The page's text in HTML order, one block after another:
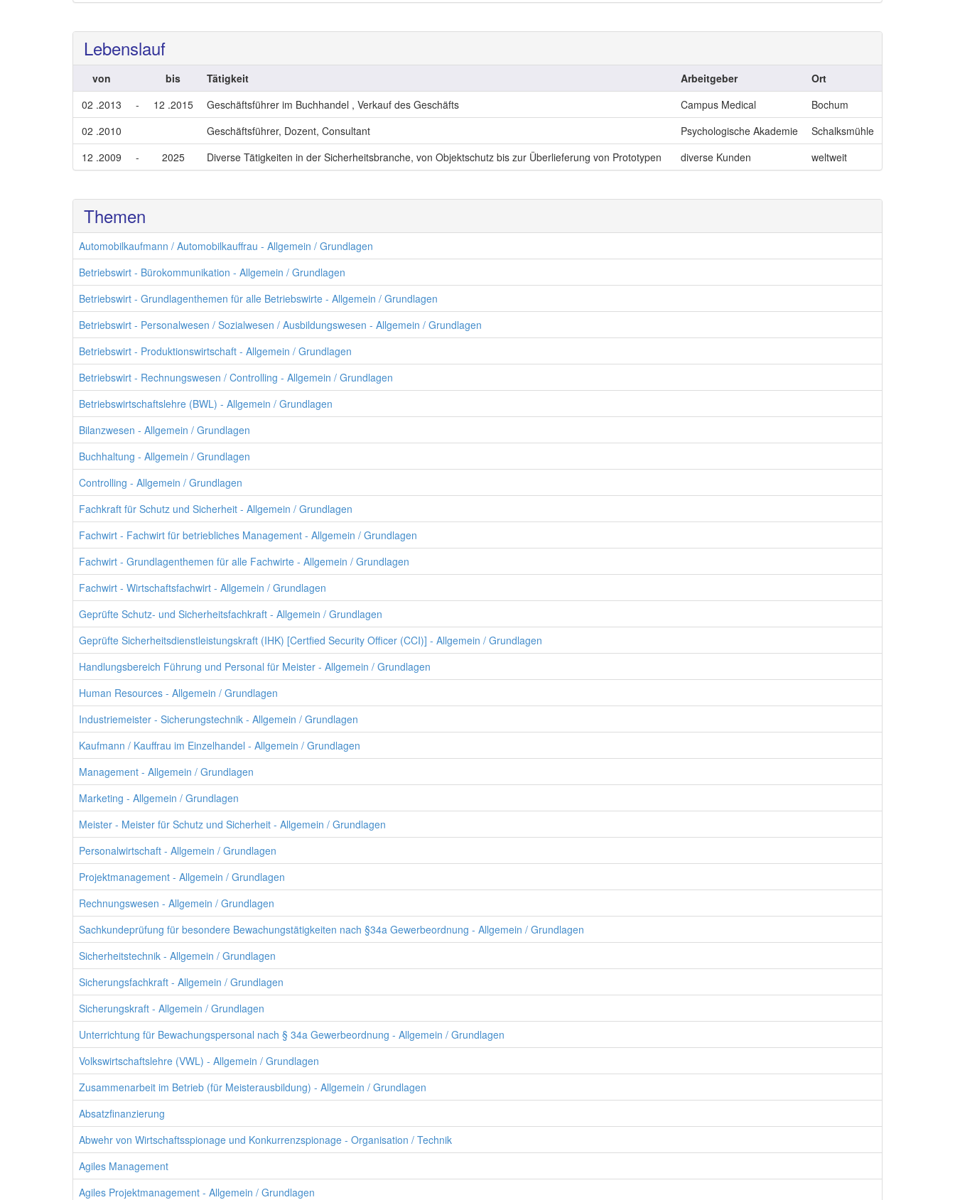
Lebenslauf
von bis Tätigkeit Arbeitgeber
Ort
02 .2013
- 12 .2015 Geschäftsführer im Buchhandel , Verkauf des Geschäfts Campus Medical
Bochum
02 .2010
Geschäftsführer, Dozent, Consultant Psychologische Akademie
Schalksmühle
12 .2009
- 2025 Diverse Tätigkeiten in der Sicherheitsbranche, von Objektschutz bis zur Überlieferung von Prototypen diverse Kunden weltweit
Themen
Automobilkaufmann / Automobilkauffrau - Allgemein / Grundlagen
Betriebswirt - Bürokommunikation - Allgemein / Grundlagen
Betriebswirt - Grundlagenthemen für alle Betriebswirte - Allgemein / Grundlagen
Betriebswirt - Personalwesen / Sozialwesen / Ausbildungswesen - Allgemein / Grundlagen
Betriebswirt - Produktionswirtschaft - Allgemein / Grundlagen
Betriebswirt - Rechnungswesen / Controlling - Allgemein / Grundlagen
Betriebswirtschaftslehre (BWL) - Allgemein / Grundlagen
Bilanzwesen - Allgemein / Grundlagen
Buchhaltung - Allgemein / Grundlagen
Controlling - Allgemein / Grundlagen
Fachkraft für Schutz und Sicherheit - Allgemein / Grundlagen
Fachwirt - Fachwirt für betriebliches Management - Allgemein / Grundlagen
Fachwirt - Grundlagenthemen für alle Fachwirte - Allgemein / Grundlagen
Fachwirt - Wirtschaftsfachwirt - Allgemein / Grundlagen
Geprüfte Schutz- und Sicherheitsfachkraft - Allgemein / Grundlagen
Geprüfte Sicherheitsdienstleistungskraft (IHK) [Certfied Security Officer (CCI)] - Allgemein / Grundlagen
Handlungsbereich Führung und Personal für Meister - Allgemein / Grundlagen
Human Resources - Allgemein / Grundlagen
Industriemeister - Sicherungstechnik - Allgemein / Grundlagen
Kaufmann / Kauffrau im Einzelhandel - Allgemein / Grundlagen
Management - Allgemein / Grundlagen
Marketing - Allgemein / Grundlagen
Meister - Meister für Schutz und Sicherheit - Allgemein / Grundlagen
Personalwirtschaft - Allgemein / Grundlagen
Projektmanagement - Allgemein / Grundlagen
Rechnungswesen - Allgemein / Grundlagen
Sachkundeprüfung für besondere Bewachungstätigkeiten nach §34a Gewerbeordnung - Allgemein / Grundlagen
Sicherheitstechnik - Allgemein / Grundlagen
Sicherungsfachkraft - Allgemein / Grundlagen
Sicherungskraft - Allgemein / Grundlagen
Unterrichtung für Bewachungspersonal nach § 34a Gewerbeordnung - Allgemein / Grundlagen
Volkswirtschaftslehre (VWL) - Allgemein / Grundlagen
Zusammenarbeit im Betrieb (für Meisterausbildung) - Allgemein / Grundlagen
Absatzfinanzierung
Abwehr von Wirtschaftsspionage und Konkurrenzspionage - Organisation / Technik
Agiles Management
Agiles Projektmanagement - Allgemein / Grundlagen